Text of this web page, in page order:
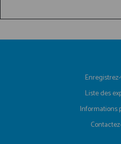
Liste des
Informations